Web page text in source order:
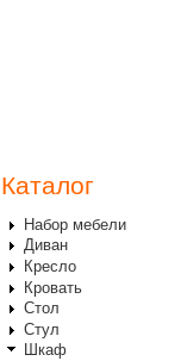
Каталог
Набор мебели
Диван
Кресло
Кровать
Стол
Стул
Шкаф